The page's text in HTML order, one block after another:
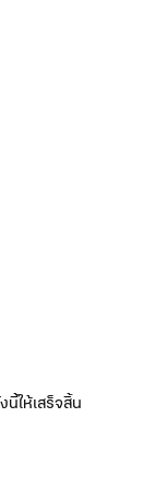
ให้เสร็จสิ้น